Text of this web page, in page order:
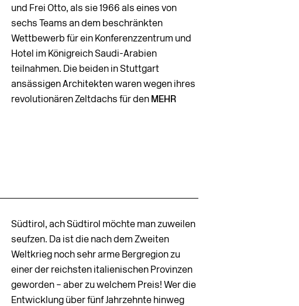
und Frei Otto, als sie 1966 als eines von
sechs Teams an dem beschränkten
Wettbewerb für ein Konferenzzentrum und
Hotel im Königreich Saudi-Arabien
teilnahmen. Die beiden in Stuttgart
ansässigen Architekten waren wegen ihres
revolutionären Zeltdachs für den MEHR
Südtirol, ach Südtirol möchte man zuweilen
seufzen. Da ist die nach dem Zweiten
Weltkrieg noch sehr arme Bergregion zu
einer der reichsten italienischen Provinzen
geworden – aber zu welchem Preis! Wer die
Entwicklung über fünf Jahrzehnte hinweg